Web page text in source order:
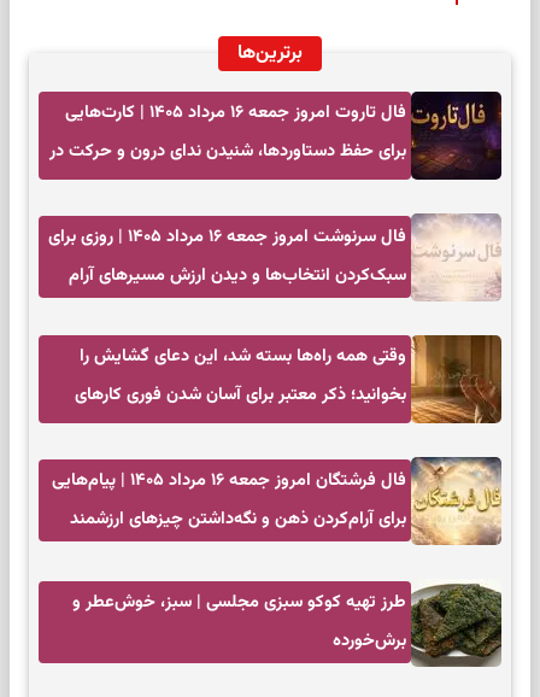
برترین‌ها
فال تاروت امروز جمعه ۱۶ مرداد ۱۴۰۵ | کارت‌هایی
برای حفظ دستاوردها، شنیدن ندای درون و حرکت در
فال سرنوشت امروز جمعه ۱۶ مرداد ۱۴۰۵ | روزی برای
سبک‌کردن انتخاب‌ها و دیدن ارزش مسیرهای آرام
وقتی همه راه‌ها بسته شد، این دعای گشایش را
بخوانید؛ ذکر معتبر برای آسان شدن فوری کارهای
فال فرشتگان امروز جمعه ۱۶ مرداد ۱۴۰۵ | پیام‌هایی
برای آرام‌کردن ذهن و نگه‌داشتن چیزهای ارزشمند
طرز تهیه کوکو سبزی مجلسی | سبز، خوش‌عطر و
برش‌خورده